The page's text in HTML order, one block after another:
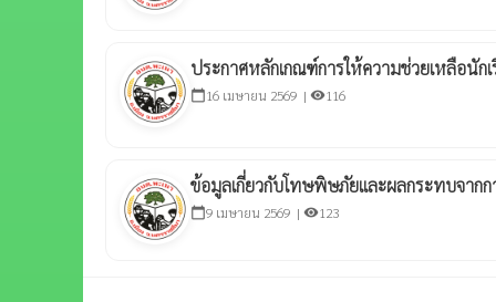
ประกาศหลักเกณฑ์การให้ความช่วยเหลือนั
calendar_today16 เมษายน 2569 | visibility116
ข้อมูลเกี่ยวกับโทษพิษภัยและผลกระทบจาก
calendar_today9 เมษายน 2569 | visibility123